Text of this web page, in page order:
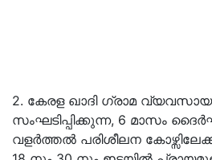
2. കേരള ഖാദി ഗ്രാമ
സംഘടിപ്പിക്കുന്ന, 6 മാസം
വളർത്തൽ പരിശീലന